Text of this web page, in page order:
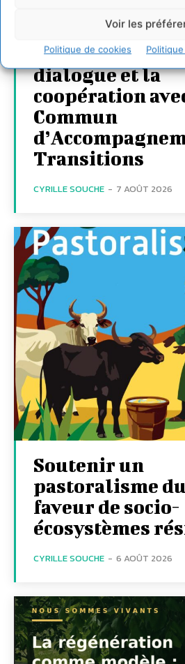
Voir les
Politique de cookies
Transformer
territoires par
dialogue et la
coopération
Commun
Transitions
CYRILLE SOUCHE - 7 AOÛT 2026
Soutenir un
pastoralisme
faveur de socio-
écosystèmes
CYRILLE SOUCHE - 6 AOÛT 2026